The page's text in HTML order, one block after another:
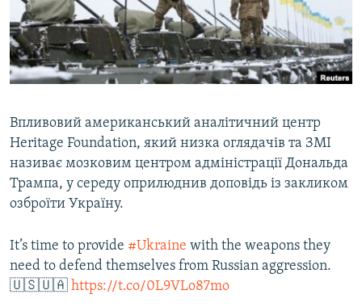
СПЕЦПРОЄКТИ
ПОДКАСТИ
УКР
КТАТ
ДОЛУЧАЙСЯ!
Впливовий американський аналітичний центр
Heritage Foundation, який низка оглядачів та ЗМІ
називає мозковим центром адміністрації Дональда
Трампа, у середу оприлюднив доповідь із закликом
озброїти Україну.
It’s time to provide #Ukraine with the weapons they
need to defend themselves from Russian aggression.
🇺🇸🇺🇦 https://t.co/0L9VLo87mo